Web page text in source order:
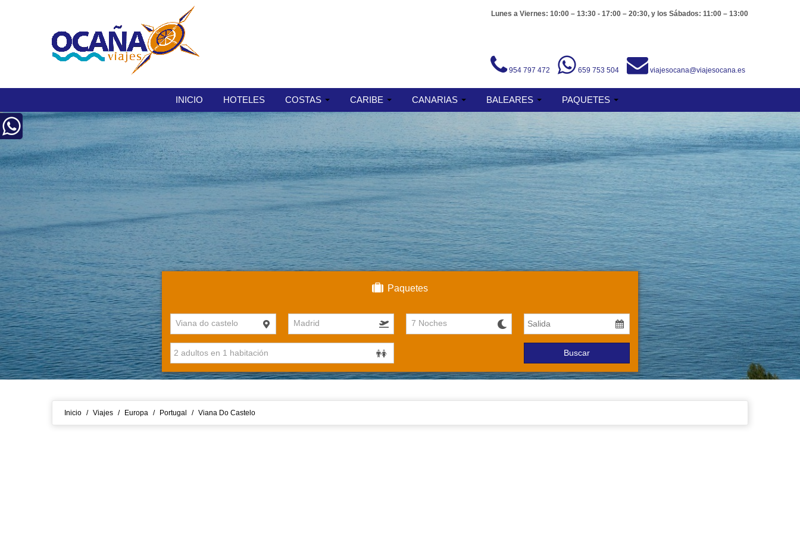
Lunes a Viernes: 10:00 – 13:30 - 17:00 – 20:30, y los Sábados: 11:00 – 13:00
954 797 472 659 753 504 viajesocana@viajesocana.es
INICIO HOTELES COSTAS CARIBE CANARIAS BALEARES PAQUETES
Paquetes
Viana do castelo Madrid 7 Noches
Buscar
Inicio / Viajes / Europa / Portugal / Viana Do Castelo